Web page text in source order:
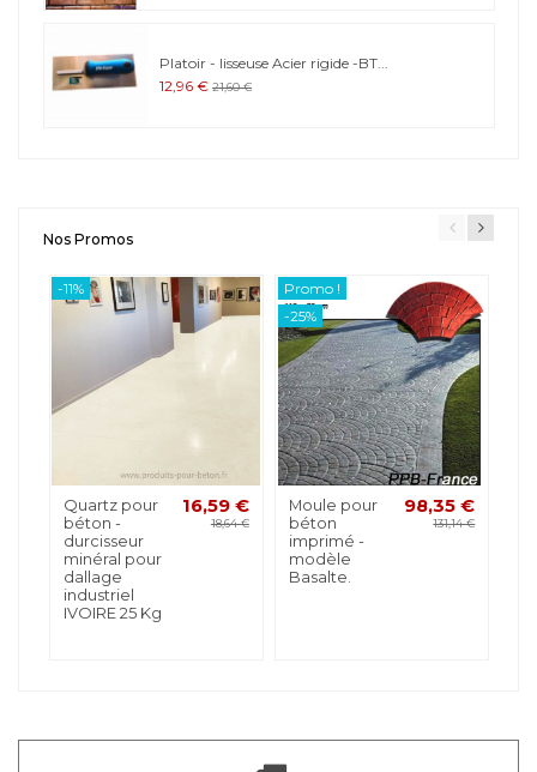
Platoir - lisseuse Acier rigide -BT...
12,96 € 21,60 €
Nos Promos
-11%
Quartz pour
béton -
durcisseur
minéral pour
dallage
industriel
IVOIRE 25 Kg
16,59 €
18,64 €
Promo !
-25%
Moule pour
béton
imprimé -
modèle
Basalte.
98,35 €
131,14 €